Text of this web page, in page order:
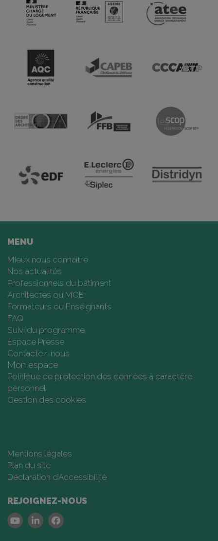
MENU
Mieux nous connaître
Nos actualités
Professionnels du bâtiment
Architectes ou MOE
Formateurs ou Enseignants
FAQ
Suivi du programme
Espace Presse
Contactez-nous
Mon espace
Politique de protection des données à caractère
personnel
Gestion des cookies
Mentions légales
Plan du site
Déclaration d’Accessibilité
REJOIGNEZ-NOUS
YoutubeLinkedinFacebook